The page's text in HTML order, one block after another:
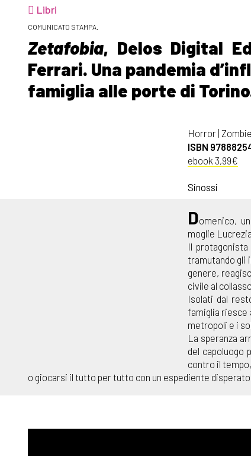
Libri
COMUNICATO STAMPA.
Zetafobia, Delos Digital
Ferrari. Una pandemia
famiglia alle porte di
Horror |
ISBN
ebook 3,99€
Sinossi
Domenico,
moglie
Il
tramutando gli
genere,
civile al collasso.
Isolati dal
famiglia riesce
metropoli e i
La speranza
del capoluogo
contro il
o giocarsi il tutto per tutto con un espediente